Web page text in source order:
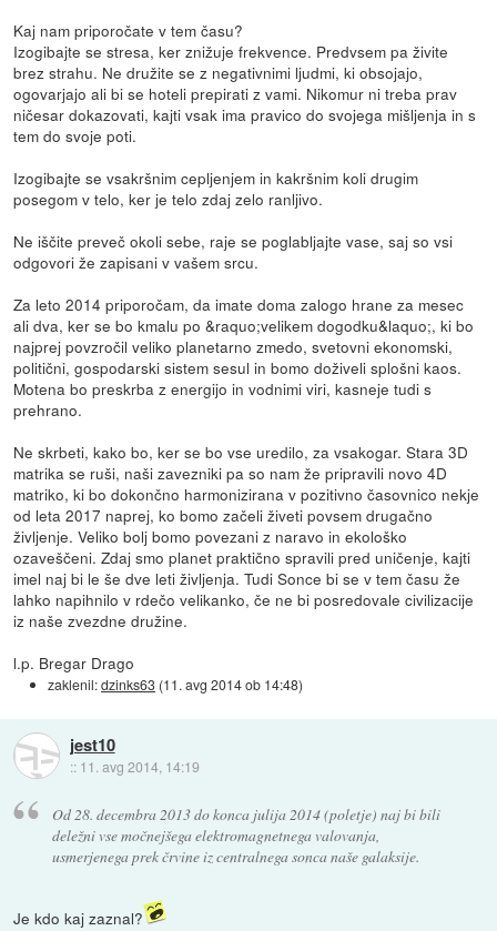
Kaj nam priporočate v tem času?
Izogibajte se stresa, ker znižuje frekvence. Predvsem pa živite
brez strahu. Ne družite se z negativnimi ljudmi, ki obsojajo,
ogovarjajo ali bi se hoteli prepirati z vami. Nikomur ni treba prav
ničesar dokazovati, kajti vsak ima pravico do svojega mišljenja in s
tem do svoje poti.
Izogibajte se vsakršnim cepljenjem in kakršnim koli drugim
posegom v telo, ker je telo zdaj zelo ranljivo.
Ne iščite preveč okoli sebe, raje se poglabljajte vase, saj so vsi
odgovori že zapisani v vašem srcu.
Za leto 2014 priporočam, da imate doma zalogo hrane za mesec
ali dva, ker se bo kmalu po &raquo;velikem dogodku&laquo;, ki bo
najprej povzročil veliko planetarno zmedo, svetovni ekonomski,
politični, gospodarski sistem sesul in bomo doživeli splošni kaos.
Motena bo preskrba z energijo in vodnimi viri, kasneje tudi s
prehrano.
Ne skrbeti, kako bo, ker se bo vse uredilo, za vsakogar. Stara 3D
matrika se ruši, naši zavezniki pa so nam že pripravili novo 4D
matriko, ki bo dokončno harmonizirana v pozitivno časovnico nekje
od leta 2017 naprej, ko bomo začeli živeti povsem drugačno
življenje. Veliko bolj bomo povezani z naravo in ekološko
ozaveščeni. Zdaj smo planet praktično spravili pred uničenje, kajti
imel naj bi le še dve leti življenja. Tudi Sonce bi se v tem času že
lahko napihnilo v rdečo velikanko, če ne bi posredovale civilizacije
iz naše zvezdne družine.
l.p. Bregar Drago
zaklenil:dzinks63 (11. avg 2014 ob 14:48)
jest10
:: 11. avg 2014, 14:19
Od 28. decembra 2013 do konca julija 2014 (poletje) naj bi bili
deležni vse močnejšega elektromagnetnega valovanja,
usmerjenega prek črvine iz centralnega sonca naše galaksije.
Je kdo kaj zaznal?